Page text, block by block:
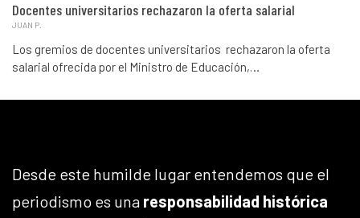
Docentes universitarios rechazaron la oferta salarial
JUAN P.
Los gremios de docentes universitarios rechazaron la oferta
salarial ofrecida por el Ministro de Educación,…
Desde este humilde lugar entendemos que el
periodismo es una responsabilidad histórica